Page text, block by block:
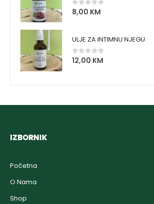
0 out of 5
8,00 KM
ULJE ZA INTIMNU NJEGU
0out of 5
12,00 KM
IZBORNIK
Početna
O Nama
Shop